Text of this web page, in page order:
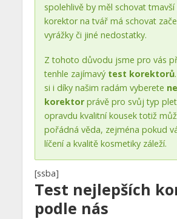
spolehlivě by měl schovat tmavší
korektor na tvář má schovat
vyrážky či jiné nedostatky.
Z tohoto důvodu jsme pro vás
tenhle zajímavý test korektorů
si i díky našim radám vyberete
korektorprávě pro svůj typ
opravdu kvalitní kousek totiž
pořádná věda, zejména pokud
líčení a kvalitě kosmetiky záleží.
[ssba]
Test nejlepších
podle nás